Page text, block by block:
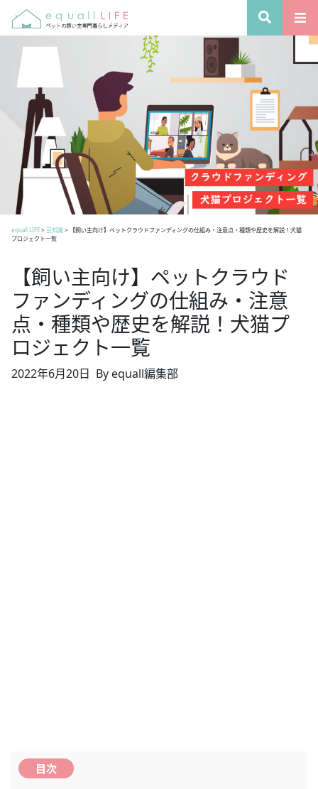
equall LIFE> 豆知識>
【飼い主向け】ペットクラウドファンディングの仕組み・注意点・種類や歴史を解説！犬猫
プロジェクト一覧
【飼い主向け】ペットクラウド
ファンディングの仕組み・注意
点・種類や歴史を解説！犬猫プ
ロジェクト一覧
2022年6月20日 By equall編集部
目次